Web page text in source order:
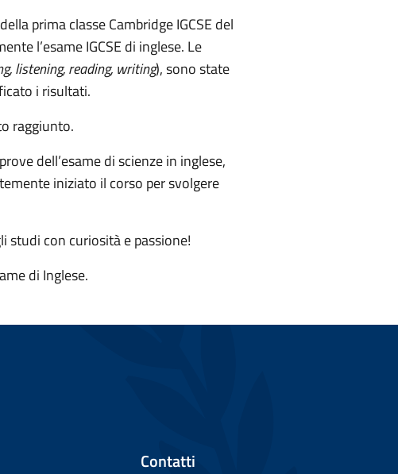
prima classe Cambridge IGCSE del
l’esame IGCSE di inglese. Le
listening, reading, writing), sono state
i risultati.
raggiunto.
dell’esame di scienze in inglese,
iniziato il corso per svolgere
studi con curiosità e passione!
di Inglese.
Contatti